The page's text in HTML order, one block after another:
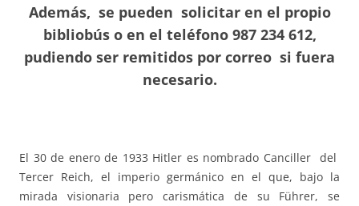
Además, se pueden solicitar en el propio
bibliobús o en el teléfono 987 234 612,
pudiendo ser remitidos por correo si fuera
necesario.
El 30 de enero de 1933 Hitler es nombrado Canciller del
Tercer Reich, el imperio germánico en el que, bajo la
mirada visionaria pero carismática de su Führer, se